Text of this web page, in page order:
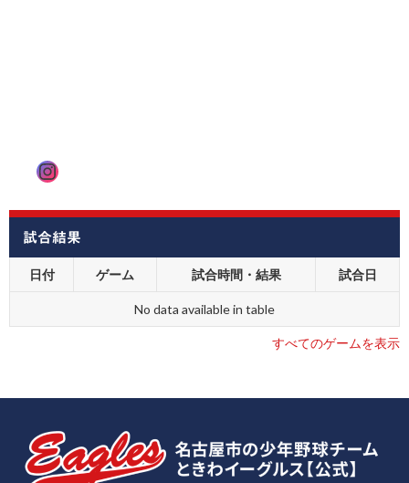
Instagram
試合結果
日付 ゲーム 試合時間・結果 試合日
No data available in table
すべてのゲームを表示